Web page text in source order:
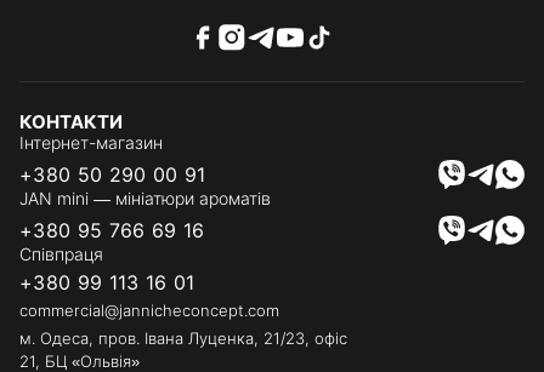
КОНТАКТИ
Інтернет-магазин
+380 50 290 00 91
JAN mini — мініатюри ароматів
+380 95 766 69 16
Співпраця
+380 99 113 16 01
commercial@jannicheconcept.com
м. Одеса, пров. Івана Луценка, 21/23, офіс
21, БЦ «Ольвія»